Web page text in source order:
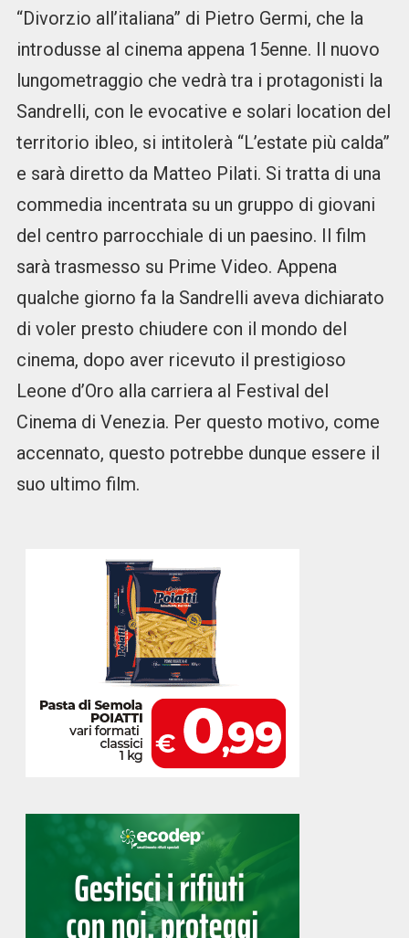
“Divorzio all’italiana” di Pietro Germi, che la
introdusse al cinema appena 15enne. Il nuovo
lungometraggio che vedrà tra i protagonisti la
Sandrelli, con le evocative e solari location del
territorio ibleo, si intitolerà “L’estate più calda”
e sarà diretto da Matteo Pilati. Si tratta di una
commedia incentrata su un gruppo di giovani
del centro parrocchiale di un paesino. Il film
sarà trasmesso su Prime Video. Appena
qualche giorno fa la Sandrelli aveva dichiarato
di voler presto chiudere con il mondo del
cinema, dopo aver ricevuto il prestigioso
Leone d’Oro alla carriera al Festival del
Cinema di Venezia. Per questo motivo, come
accennato, questo potrebbe dunque essere il
suo ultimo film.